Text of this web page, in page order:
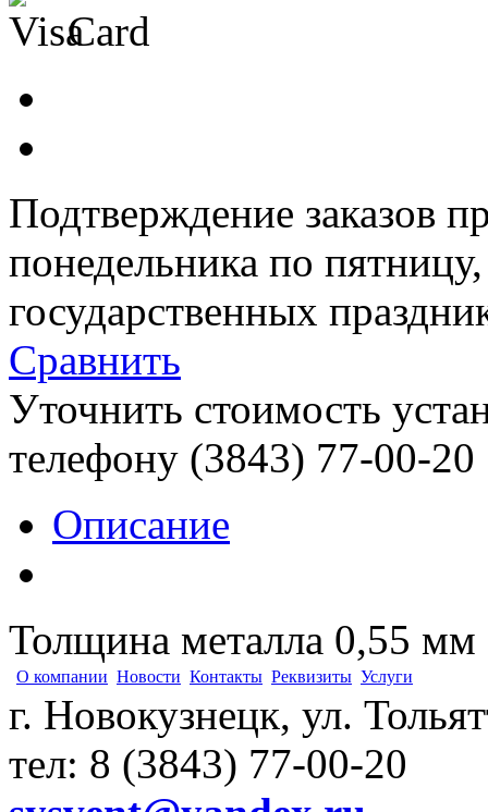
Подтверждение заказов
понедельника по
государственных
Сравнить
Уточнить стоимость
телефону (3843) 77-00-20
Описание
Толщина металла 0,55 мм
О компании Новости Контакты Реквизиты Услуги
г. Новокузнецк, ул.
тел: 8 (3843) 77-00-20